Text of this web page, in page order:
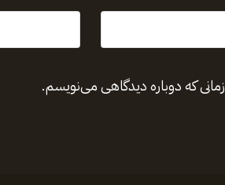
که دوباره دیدگاهی می‌نویسم.